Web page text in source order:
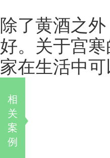
除了黄酒之
好。关于宫
家在生活中
相
关
案
例